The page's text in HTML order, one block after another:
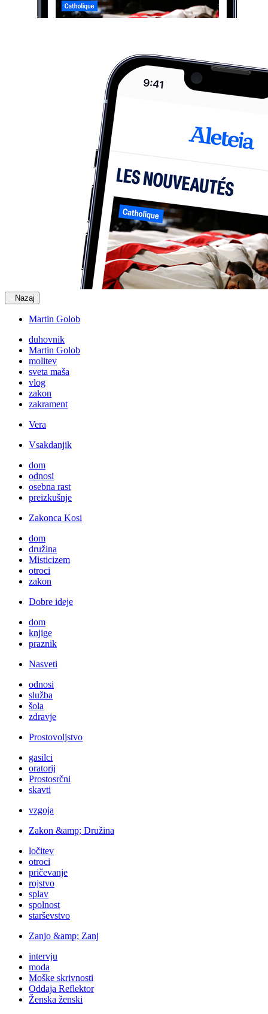
Nazaj
Martin Golob
duhovnik
Martin Golob
molitev
sveta maša
vlog
zakon
zakrament
Vera
Vsakdanjik
dom
odnosi
osebna rast
preizkušnje
Zakonca Kosi
dom
družina
Misticizem
otroci
zakon
Dobre ideje
dom
knjige
praznik
Nasveti
odnosi
služba
šola
zdravje
Prostovoljstvo
gasilci
oratorij
Prostosrčni
skavti
vzgoja
Zakon &amp; Družina
ločitev
otroci
pričevanje
rojstvo
splav
spolnost
starševstvo
Zanjo &amp; Zanj
intervju
moda
Moške skrivnosti
Oddaja Reflektor
Ženska ženski